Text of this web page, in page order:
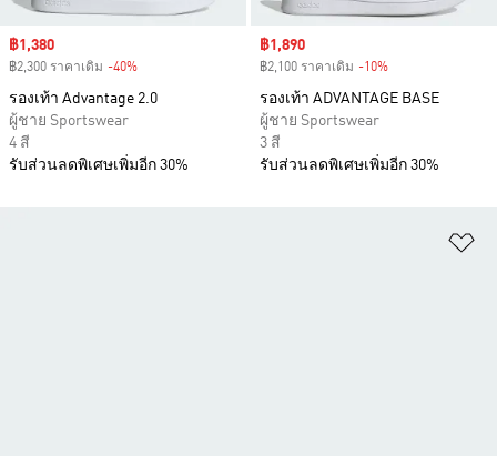
Sale price
฿1,380
฿2,300 ราคาเดิม -40%
รองเท้า Advantage 2.0
ผู้ชาย Sportswear
4 สี
รับส่วนลดพิเศษเพิ่มอีก 30%
Sale price
฿1,890
฿2,100 ราคาเดิม -10%
รองเท้า ADVANTAGE BASE
ผู้ชาย Sportswear
3 สี
รับส่วนลดพิเศษเพิ่มอีก 30%